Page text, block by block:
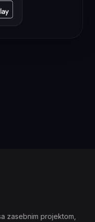
zasebnim projektom,